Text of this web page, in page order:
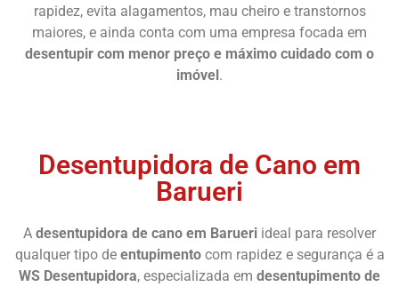
rapidez, evita alagamentos, mau cheiro e transtornos
maiores, e ainda conta com uma empresa focada em
desentupir com menor preço e máximo cuidado com o
imóvel .
Desentupidora de Cano em
Barueri
A desentupidora de cano em Barueri ideal para resolver
qualquer tipo de entupimentocom rapidez e segurança é a
WS Desentupidora, especializada em desentupimento de